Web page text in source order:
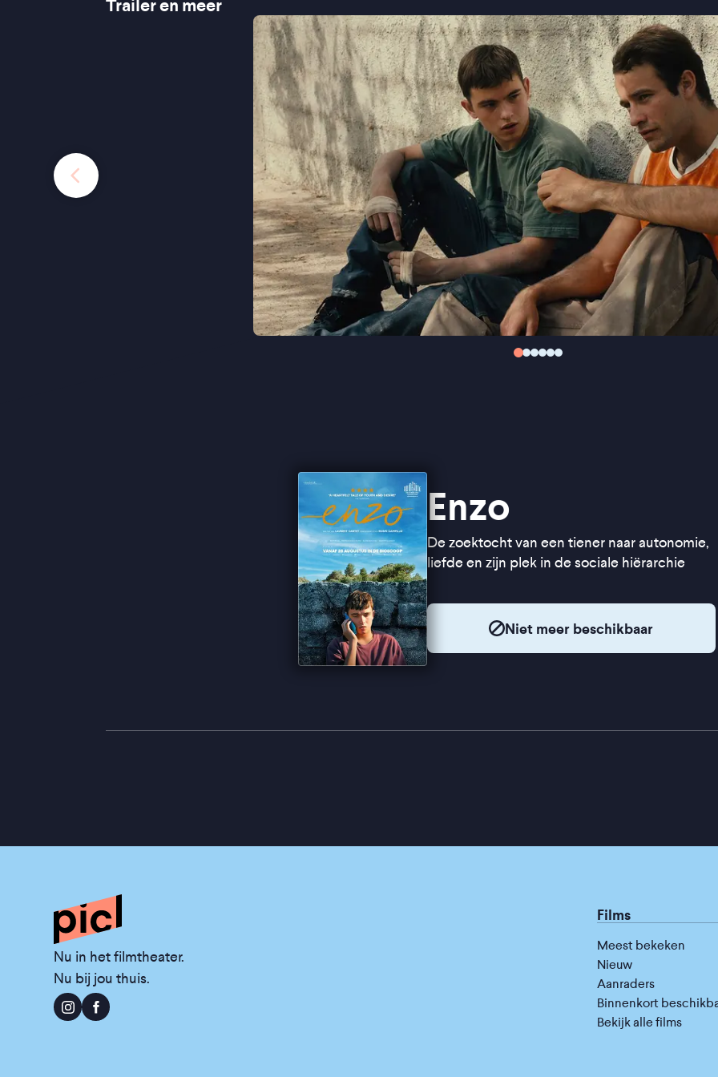
Trailer en meer
Enzo
De zoektocht van een tiener naar autonomie,
liefde en zijn plek in de sociale hiërarchie
Niet meer beschikbaar
Nu in het filmtheater.
Nu bij jou thuis.
Films
Meest bekeken
Nieuw
Aanraders
Binnenkort
Bekijk alle films